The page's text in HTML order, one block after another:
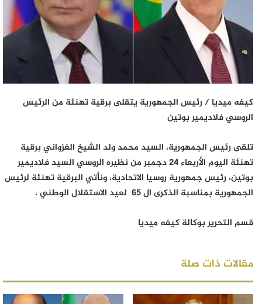
كيفه ميديا / رئيس الجمهورية يتقلى برقية تهنئة من الرئيس
الروسي فلاديمير بوتين
تلقى رئيس الجمهورية، السيد محمد ولد الشيخ الغزواني برقية
تهنئة اليوم الأربعاء 24 دجمبر من نظيره الروسي السيد فلاديمير
بوتين، رئيس جمهورية روسيا الاتحادية، ونأتي البرقية تهنئة لرئيس
الجمهورية بمناسبة الذكرى ال 65 لعيد الاستقلال الوطني ،
قسم التحرير بوكالة كيفه ميديا
مقالات ذات صلة